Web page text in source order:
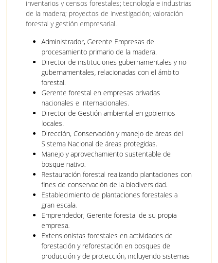
inventarios y censos forestales; tecnología e industrias
de la madera; proyectos de investigación; valoración
forestal y gestión empresarial.
Administrador, Gerente Empresas de
procesamiento primario de la madera.
Director de instituciones gubernamentales y no
gubernamentales, relacionadas con el ámbito
forestal.
Gerente forestal en empresas privadas
nacionales e internacionales.
Director de Gestión ambiental en gobiernos
locales.
Dirección, Conservación y manejo de áreas del
Sistema Nacional de áreas protegidas.
Manejo y aprovechamiento sustentable de
bosque nativo.
Restauración forestal realizando plantaciones con
fines de conservación de la biodiversidad.
Establecimiento de plantaciones forestales a
gran escala.
Emprendedor, Gerente forestal de su propia
empresa.
Extensionistas forestales en actividades de
forestación y reforestación en bosques de
producción y de protección, incluyendo sistemas